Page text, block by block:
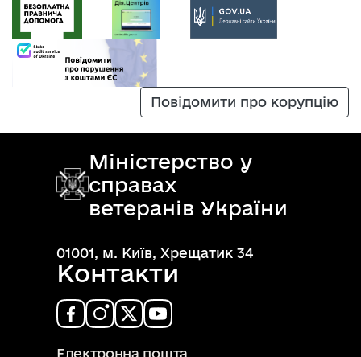
Повідомити про корупцію
Міністерство у
справах
ветеранів України
01001, м. Київ, Хрещатик 34
Контакти
Електронна пошта